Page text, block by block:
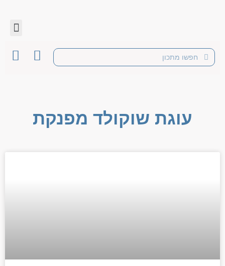
עוגת שוקולד מפנקת